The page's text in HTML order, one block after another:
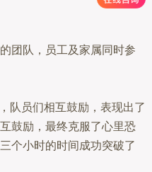
队，员工及家属同时参
员们相互鼓励，表现出了
鼓励，最终克服了心里恐
个小时的时间成功突破了